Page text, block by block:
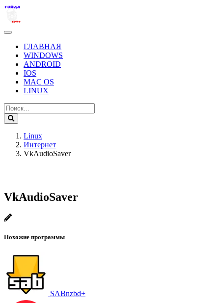
ГЛАВНАЯ
WINDOWS
ANDROID
IOS
MAC OS
LINUX
Linux
Интернет
VkAudioSaver
VkAudioSaver
Похожие программы
SABnzbd+